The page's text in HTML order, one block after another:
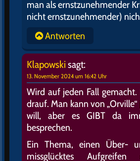
man als ernstzunehmender
nicht ernstzunehmender)
Antworten
Klapowski sagt:
13. November 2024 um 16:42 Uhr
Wird auf jeden Fall
drauf. Man kann von
will, aber es GIBT da
besprechen.
Ein Thema, einen Über-
missglücktes Aufgreifen